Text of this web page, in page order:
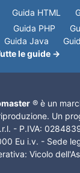
Guida HTML
Guida PHP
Guida Java
le guide →
® è un
Un
- P.IVA:
Eu i.v. - Sede
Vicolo